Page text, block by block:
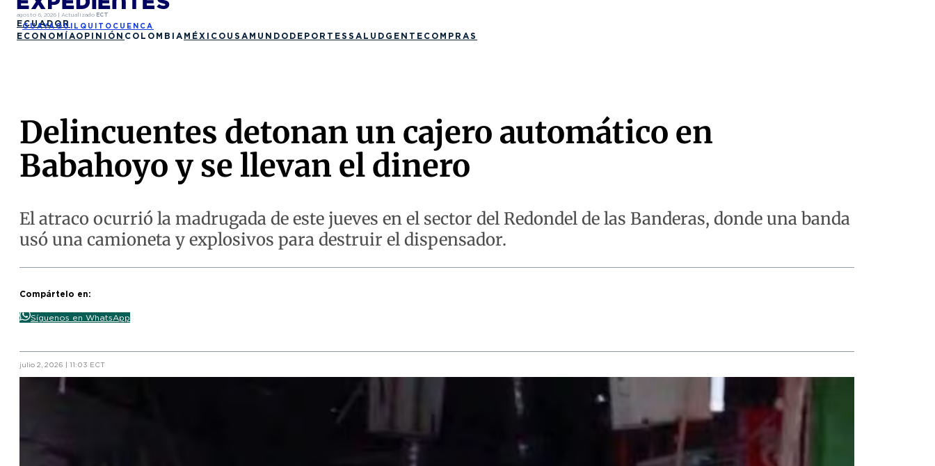
agosto 6, 2026 | Actualizado ECT
ECUADOR
GUAYAQUIL QUITO CUENCA
ECONOMÍAOPINIÓN COLOMBIA MÉXICO USA MUNDO DEPORTES SALUD GENTE COMPRAS
Delincuentes detonan un cajero automático en
Babahoyo y se llevan el dinero
El atraco ocurrió la madrugada de este jueves en el sector del Redondel de las Banderas, donde una banda
usó una camioneta y explosivos para destruir el dispensador.
Compártelo en:
Síguenos en WhatsApp
julio 2, 2026 | 11:03 ECT